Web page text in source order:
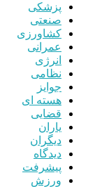
پزشکی
صنعتی
کشاورزی
عمرانی
انرژی
نظامی
جوایز
هسته ای
قضایی
یاران
دیگران
دیدگاه
پیشرفت
ورزش